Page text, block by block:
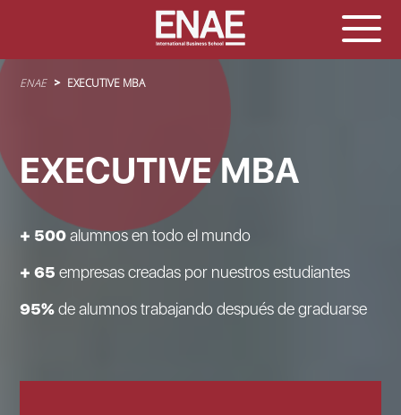
Sobrescribir enlaces de ayuda a la navegación
ENAE EXECUTIVE MBA
EXECUTIVE MBA
+ 500alumnos en todo el mundo
+ 65empresas creadas por nuestros estudiantes
95%de alumnos trabajando después de graduarse